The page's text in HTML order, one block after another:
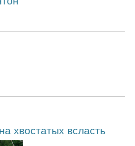
хвостатых всласть